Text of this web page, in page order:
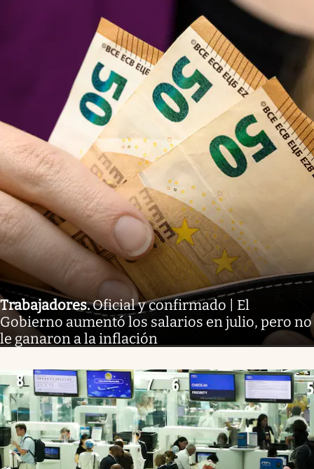
Trabajadores.Oficial y confirmado | El
Gobierno aumentó los salarios en julio, pero no
le ganaron a la inflación